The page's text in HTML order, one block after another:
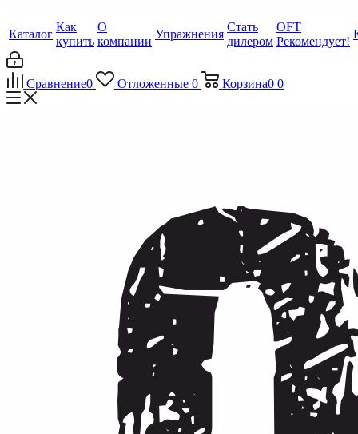
Каталог
Как
купить
О
компании
Упражнения
Стать
дилером
OFT
Рекомендует!
Сравнение0 Отложенные 0 Корзина0 0